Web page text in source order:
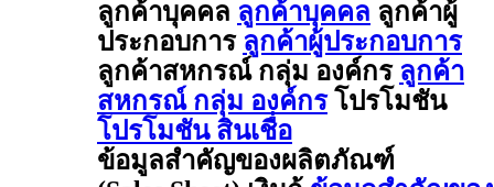
ลูกค้าบุคคล ลูกค้าบุคคล ลูกค้าผู้
ประกอบการ ลูกค้าผู้ประกอบการ
ลูกค้าสหกรณ์ กลุ่ม องค์กร ลูกค้า
สหกรณ์ กลุ่ม องค์กร โปรโมชัน
โปรโมชัน สินเชื่อ
ข้อมูลสำคัญของผลิตภัณฑ์